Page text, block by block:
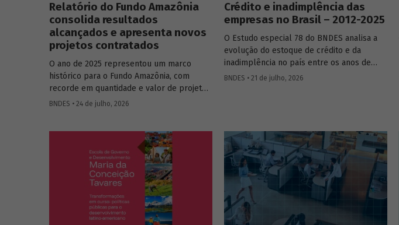
Relatório do Fundo Amazônia
consolida resultados
alcançados e apresenta novos
projetos contratados
O ano de 2025 representou um marco
histórico para o Fundo Amazônia, com
recorde em quantidade e valor de projetos
aprovados, assim como em desembolsos:
milhões desembolsados. Ainda no período,
foram contratados 25 novos projetos.
BNDES • 24 de julho, 2026
Crédito e inadimplência das
empresas no Brasil – 2012-2025
O Estudo especial 78 do BNDES analisa a
evolução do estoque de crédito e da
inadimplência no país entre os anos de
2012 e 2025, explorando dois recortes
BNDES • 21 de julho, 2026